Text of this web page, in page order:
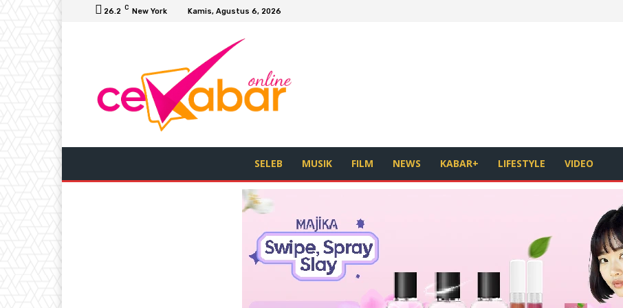
26.2 C New York Kamis, Agustus 6, 2026
SELEB MUSIK FILM NEWS KABAR+ LIFESTYLE VIDEO